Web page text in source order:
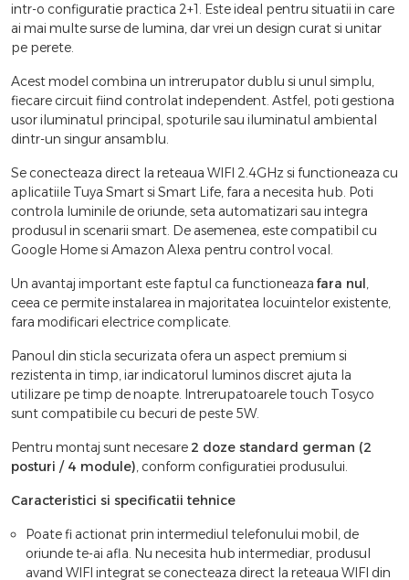
intr-o configuratie practica 2+1. Este ideal pentru situatii in care
ai mai multe surse de lumina, dar vrei un design curat si unitar
pe perete.
Acest model combina un intrerupator dublu si unul simplu,
fiecare circuit fiind controlat independent. Astfel, poti gestiona
usor iluminatul principal, spoturile sau iluminatul ambiental
dintr-un singur ansamblu.
Se conecteaza direct la reteaua WIFI 2.4GHz si functioneaza cu
aplicatiile Tuya Smart si Smart Life, fara a necesita hub. Poti
controla luminile de oriunde, seta automatizari sau integra
produsul in scenarii smart. De asemenea, este compatibil cu
Google Home si Amazon Alexa pentru control vocal.
Un avantaj important este faptul ca functioneaza fara nul,
ceea ce permite instalarea in majoritatea locuintelor existente,
fara modificari electrice complicate.
Panoul din sticla securizata ofera un aspect premium si
rezistenta in timp, iar indicatorul luminos discret ajuta la
utilizare pe timp de noapte. Intrerupatoarele touch Tosyco
sunt compatibile cu becuri de peste 5W.
Pentru montaj sunt necesare 2 doze standard german (2
posturi / 4 module), conform configuratiei produsului.
Caracteristici si specificatii tehnice
Poate fi actionat prin intermediul telefonului mobil, de
oriunde te-ai afla. Nu necesita hub intermediar, produsul
avand WIFI integrat se conecteaza direct la reteaua WIFI din